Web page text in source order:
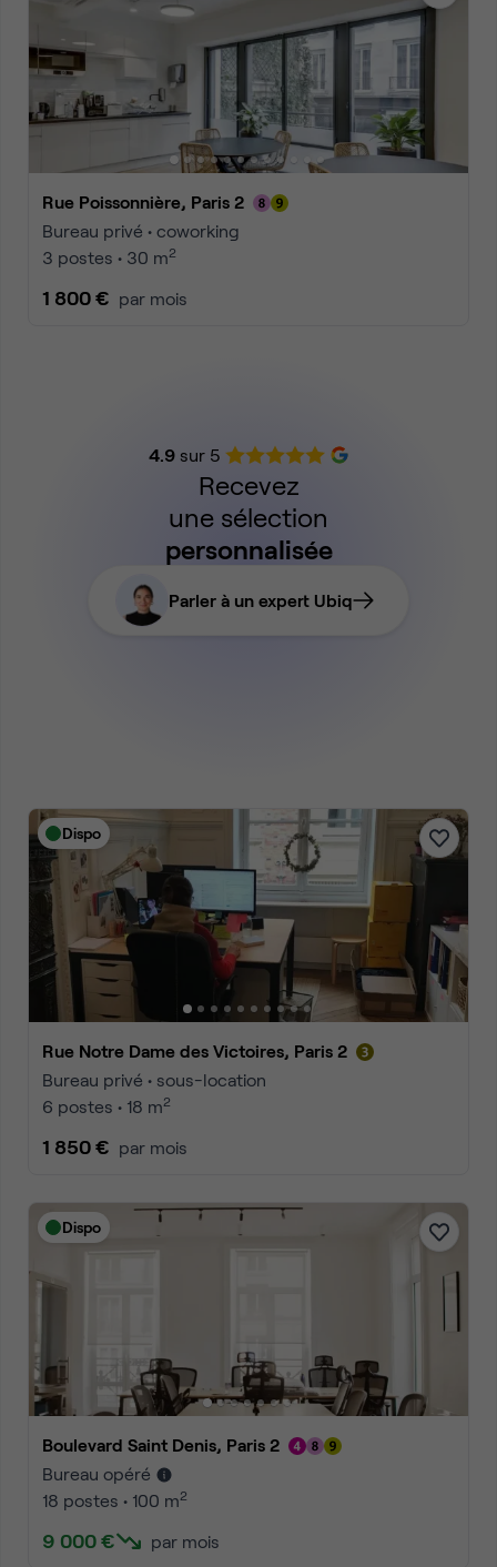
Rue Poissonnière, Paris 2
Bureau privé • coworking
3 postes • 30 m2
1 800 € par mois
4.9sur 5
Recevez
une sélection
personnalisée
Parler à un expert Ubiq
Dispo
Rue Notre Dame des Victoires, Paris 2
Bureau privé • sous-location
6 postes • 18 m2
1 850 € par mois
Dispo
Boulevard Saint Denis, Paris 2
Bureau opéré
18 postes • 100 m2
9 000 € par mois